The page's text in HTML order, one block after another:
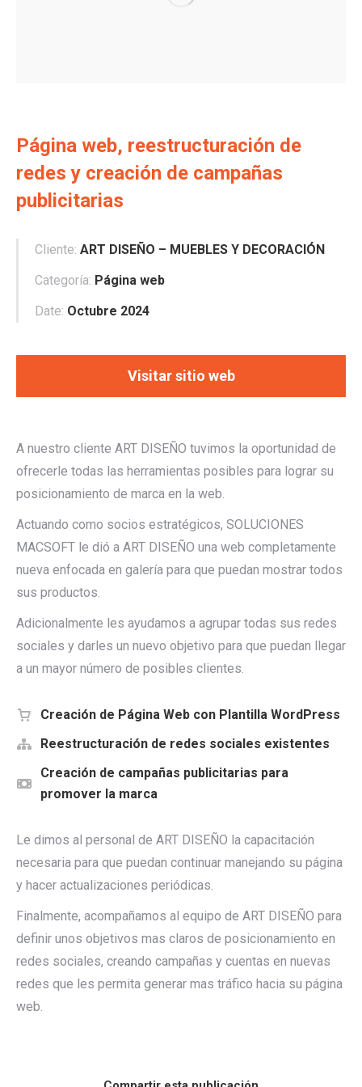
Página web, reestructuración de
redes y creación de campañas
publicitarias
Cliente: ART DISEÑO – MUEBLES Y DECORACIÓN
Categoría: Página web
Date: Octubre 2024
Visitar sitio web
A nuestro cliente ART DISEÑO tuvimos la oportunidad de
ofrecerle todas las herramientas posibles para lograr su
posicionamiento de marca en la web.
Actuando como socios estratégicos, SOLUCIONES
MACSOFT le dió a ART DISEÑO una web completamente
nueva enfocada en galería para que puedan mostrar todos
sus productos.
Adicionalmente les ayudamos a agrupar todas sus redes
sociales y darles un nuevo objetivo para que puedan llegar
a un mayor número de posibles clientes.
Creación de Página Web con Plantilla WordPress
Reestructuración de redes sociales existentes
Creación de campañas publicitarias para
promover la marca
Le dimos al personal de ART DISEÑO la capacitación
necesaria para que puedan continuar manejando su página
y hacer actualizaciones periódicas.
Finalmente, acompañamos al equipo de ART DISEÑO para
definir unos objetivos mas claros de posicionamiento en
redes sociales, creando campañas y cuentas en nuevas
redes que les permita generar mas tráfico hacia su página
web.